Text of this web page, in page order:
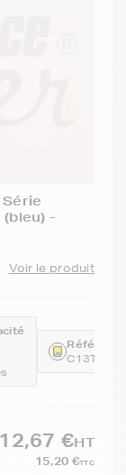
(bleu) -
Voir le produit
12,67 €HT
15,20 €TTC